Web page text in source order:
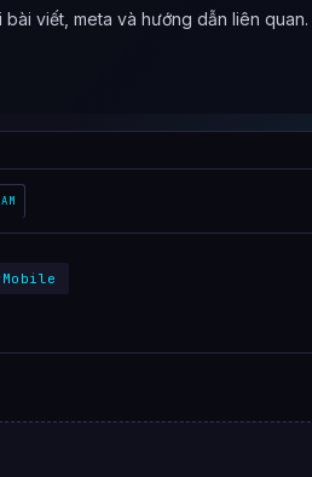
viết, meta và hướng dẫn liên quan.